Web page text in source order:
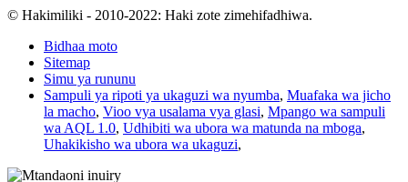
© Hakimiliki - 2010-2022: Haki zote zimehifadhiwa.
Bidhaa moto
Sitemap
Simu ya rununu
Sampuli ya ripoti ya ukaguzi wa nyumba, Muafaka wa jicho
la macho, Vioo vya usalama vya glasi, Mpango wa sampuli
wa AQL 1.0, Udhibiti wa ubora wa matunda na mboga,
Uhakikisho wa ubora wa ukaguzi,